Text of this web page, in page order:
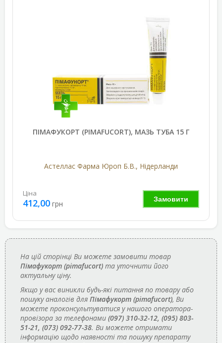
ПІМАФУКОРТ (PIMAFUCORT), МАЗЬ ТУБА 15 Г
Астеллас Фарма Юроп Б.В., Нідерланди
Замовити
Ціна
412,00 грн
На цій сторінці Ви можете замовити товар
Пімафукорт (pimafucort) та уточнити його
актуальну ціну.
Якщо у вас виникли будь-які питання по товару або
пошуку аналогів для Пімафукорт (pimafucort), Ви
можете проконсультуватися у нашого оператора-
провізора за телефонами (097) 310-32-12, (095) 803-
51-21, (073) 092-77-38. Ви можете отримати
інформацію щодо наявності та пошуку препарату